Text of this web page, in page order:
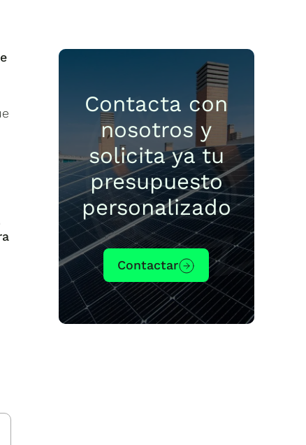
Contacta con
nosotros y
solicita ya tu
presupuesto
personalizado
Contactar